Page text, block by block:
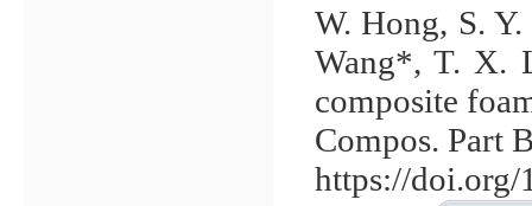
W. Hong, S.
Wang*, T.
composite
Compos. Part
https://doi.org/